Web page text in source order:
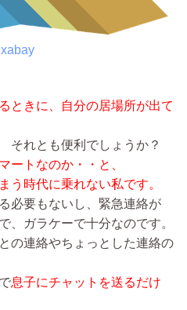
ときに、自分の居場所が出て
それとも便利でしょうか？
ートなのか・・と、
う時代に乗れない私です。
必要もないし、緊急連絡が
、ガラケーで十分なのです。
の連絡やちょっとした連絡の
息子にチャットを送るだけ